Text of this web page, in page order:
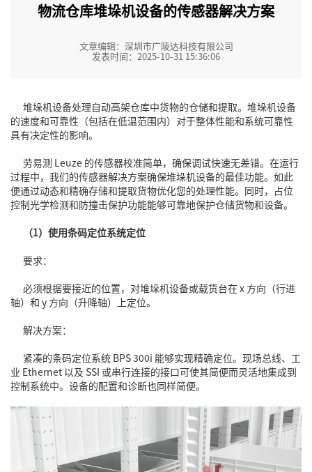
物流仓库堆垛机设备的传感器解决方案
文章编辑：深圳市广陵达科技有限公司
发表时间：2025-10-31 15:36:06
堆垛机设备处理自动高架仓库中货物的仓储和提取。堆垛机设备
的速度和可靠性（包括在低温范围内）对于整体性能和系统可靠性
具有决定性的影响。
劳易测 Leuze 的传感器校准简单，确保调试快速无差错。在运行
过程中，我们的传感器解决方案确保堆垛机设备的最佳功能。如此
便通过动态和精确存储和提取货物优化您的处理性能。同时，占位
控制光学检测和防撞击保护功能能够可靠地保护仓储货物和设备。
（1）使用条码定位系统定位
要求：
必须根据要接近的位置，对堆垛机设备或载货台在 x 方向（行进
轴）和 y 方向（升降轴）上定位。
解决方案：
紧凑的条码定位系统 BPS 300i 能够实现精确定位。现场总线、工
业 Ethernet 以及 SSI 或串行连接的接口可使其简便而灵活地集成到
控制系统中。设备的配置和诊断也同样简便。